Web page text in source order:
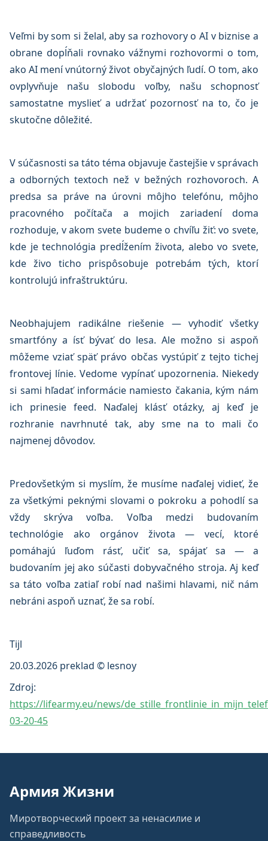
Veľmi by som si želal, aby sa rozhovory o AI v biznise a
obrane dopĺňali rovnako vážnymi rozhovormi o tom,
ako AI mení vnútorný život obyčajných ľudí. O tom, ako
ovplyvňuje našu slobodu voľby, našu schopnosť
samostatne myslieť a udržať pozornosť na to, čo je
skutočne dôležité.
V súčasnosti sa táto téma objavuje častejšie v správach
a odborných textoch než v bežných rozhovoroch. A
predsa sa práve na úrovni môjho telefónu, môjho
pracovného počítača a mojich zariadení doma
rozhoduje, v akom svete budeme o chvíľu žiť: vo svete,
kde je technológia predĺžením života, alebo vo svete,
kde živo ticho prispôsobuje potrebám tých, ktorí
kontrolujú infraštruktúru.
Neobhajujem radikálne riešenie — vyhodiť všetky
smartfóny a ísť bývať do lesa. Ale možno si aspoň
môžeme vziať späť právo občas vystúpiť z tejto tichej
frontovej línie. Vedome vypínať upozornenia. Niekedy
si sami hľadať informácie namiesto čakania, kým nám
ich prinesie feed. Naďalej klásť otázky, aj keď je
rozhranie navrhnuté tak, aby sme na to mali čo
najmenej dôvodov.
Predovšetkým si myslím, že musíme naďalej vidieť, že
za všetkými peknými slovami o pokroku a pohodlí sa
vždy skrýva voľba. Voľba medzi budovaním
technológie ako orgánov života — vecí, ktoré
pomáhajú ľuďom rásť, učiť sa, spájať sa — a
budovaním jej ako súčasti dobyvačného stroja. Aj keď
sa táto voľba zatiaľ robí nad našimi hlavami, nič nám
nebráni aspoň uznať, že sa robí.
Tijl
20.03.2026 preklad © lesnoy
Zdroj:
https://lifearmy.eu/news/
03-20-45
Армия Жизни
Миротворческий проект за ненасилие и
справедливость